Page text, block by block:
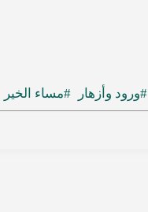
#ورود وأزهار #مساء الخير